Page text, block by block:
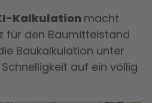
Kalkulation macht
für den Baumittelstand
Baukalkulation unter
auf ein völlig